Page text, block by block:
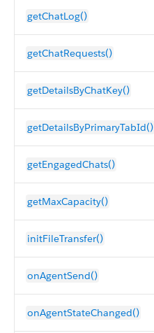
getChatLog()
getChatRequests()
getDetailsByChatKey()
getDetailsByPrimaryTabId()
getEngagedChats()
getMaxCapacity()
initFileTransfer()
onAgentSend()
onAgentStateChanged()